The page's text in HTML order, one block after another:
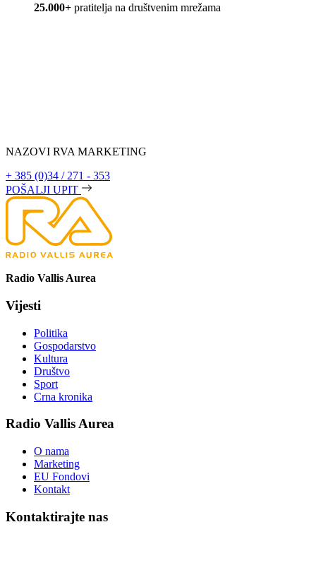
25.000+ pratitelja na društvenim mrežama
NAZOVI RVA MARKETING
+ 385 (0)34 / 271 - 353
POŠALJI UPIT
Radio Vallis Aurea
Vijesti
Politika
Gospodarstvo
Kultura
Društvo
Sport
Crna kronika
Radio Vallis Aurea
O nama
Marketing
EU Fondovi
Kontakt
Kontaktirajte nas